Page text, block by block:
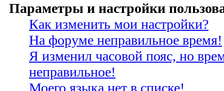
Параметры и настройки
Как изменить мои настройки?
На форуме неправильное время!
Я изменил часовой пояс, но
неправильное!